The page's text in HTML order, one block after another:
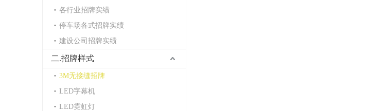
各行业招牌实绩
停车场各式招牌实绩
建设公司招牌实绩
二.招牌样式
3M无接缝招牌
LED字幕机
LED霓虹灯